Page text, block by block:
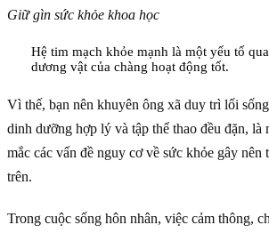
Giữ gìn sức khỏe khoa học
Hệ tim mạch khỏe mạnh là một yếu tố
dương vật của chàng hoạt động tốt.
Vì thế, bạn nên khuyên ông xã duy trì lối
dinh dưỡng hợp lý và tập thể thao đều đặn, là
mắc các vấn đề nguy cơ về sức khỏe gây nên
trên.
Trong cuộc sống hôn nhân, việc cảm thông,